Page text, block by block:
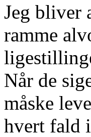
Jeg bliver
ramme
Når de
måske
hvert fald